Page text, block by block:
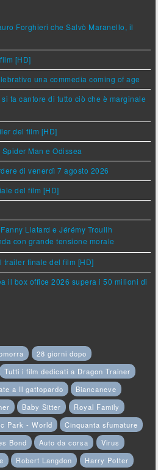
Forghieri che Salvò Maranello, il
[HD]
una commedia coming of age
fa cantore di tutto ciò che è marginale
del film [HD]
Man e Odissea
di venerdì 7 agosto 2026
del film [HD]
Liatard e Jérémy Trouilh
con grande tensione morale
trailer finale del film [HD]
il box office 2026 supera i 50 milioni di
28 giorni dopo
Tutti i film dedicati a Dragon Trainer
a Il gattopardo
Biancaneve
Baby Sitter
Royal Family
Park - World
Cinquanta sfumature
Bond Auto da corsa
Virus
Robert Langdon
Harry Potter